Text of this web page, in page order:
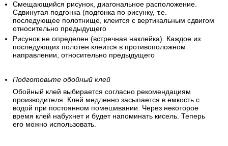
Смещающийся рисунок, диагональное расположение.
Сдвинутая подгонка (подгонка по рисунку, т.е.
последующее полотнище, клеится с вертикальным сдвигом
относительно предыдущего
Рисунок не определен (встречная наклейка). Каждое из
последующих полотен клеится в противоположном
направлении, относительно предыдущего
Подготовьте обойный клей
Обойный клей выбирается согласно рекомендациям
производителя. Клей медленно засыпается в емкость с
водой при постоянном помешивании. Через некоторое
время клей набухнет и будет напоминать кисель. Теперь
его можно использовать.